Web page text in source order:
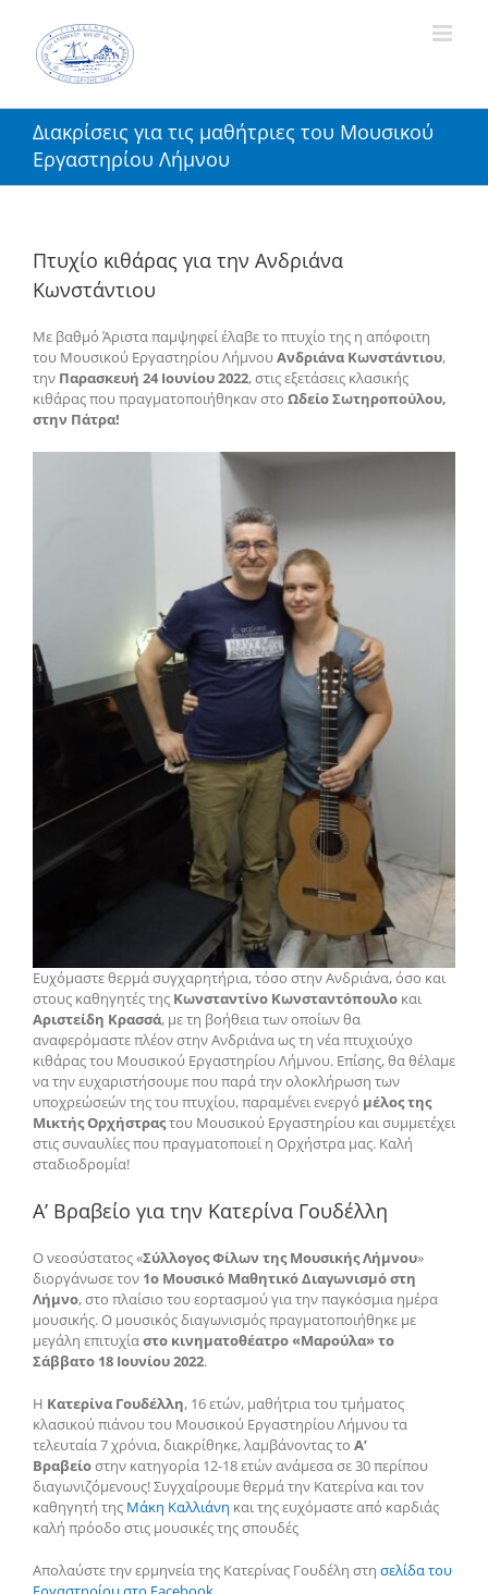
content
Διακρίσεις για τις μαθήτριες του Μουσικού
Εργαστηρίου Λήμνου
Πτυχίο κιθάρας για την Ανδριάνα
Κωνστάντιου
Με βαθμό Άριστα παμψηφεί έλαβε το πτυχίο της η απόφοιτη
του Μουσικού Εργαστηρίου ΛήμνουΑνδριάνα Κωνστάντιου,
την Παρασκευή 24 Ιουνίου 2022, στις εξετάσεις κλασικής
κιθάρας που πραγματοποιήθηκαν στο Ωδείο Σωτηροπούλου,
στην Πάτρα!
Ευχόμαστε θερμά συγχαρητήρια, τόσο στην Ανδριάνα, όσο και
στους καθηγητές της Κωνσταντίνο Κωνσταντόπουλο και
Αριστείδη Κρασσά, με τη βοήθεια των οποίων θα
αναφερόμαστε πλέον στην Ανδριάνα ως τη νέα πτυχιούχο
κιθάρας του Μουσικού Εργαστηρίου Λήμνου. Επίσης, θα θέλαμε
να την ευχαριστήσουμε που παρά την ολοκλήρωση των
υποχρεώσεών της του πτυχίου, παραμένει ενεργό μέλος της
Μικτής Ορχήστραςτου Μουσικού Εργαστηρίου και συμμετέχει
στις συναυλίες που πραγματοποιεί η Ορχήστρα μας. Καλή
σταδιοδρομία!
Α’ Βραβείο για την Κατερίνα Γουδέλλη
Ο νεοσύστατος «Σύλλογος Φίλων της Μουσικής Λήμνου»
διοργάνωσε τον 1ο Μουσικό Μαθητικό Διαγωνισμό στη
Λήμνο, στο πλαίσιο του εορτασμού για την παγκόσμια ημέρα
μουσικής. Ο μουσικός διαγωνισμός πραγματοποιήθηκε με
μεγάλη επιτυχίαστο κινηματοθέατρο «Μαρούλα» το
Σάββατο 18 Ιουνίου 2022.
Η Κατερίνα Γουδέλλη, 16 ετών, μαθήτρια του τμήματος
κλασικού πιάνου του Μουσικού Εργαστηρίου Λήμνου τα
τελευταία 7 χρόνια, διακρίθηκε, λαμβάνοντας το Α’
Βραβείοστην κατηγορία 12-18 ετών ανάμεσα σε 30 περίπου
διαγωνιζόμενους! Συγχαίρουμε θερμά την Κατερίνα και τον
καθηγητή της Μάκη Καλλιάνη και της ευχόμαστε από καρδιάς
καλή πρόοδο στις μουσικές της σπουδές
Απολαύστε την ερμηνεία της Κατερίνας Γουδέλη στη σελίδα του